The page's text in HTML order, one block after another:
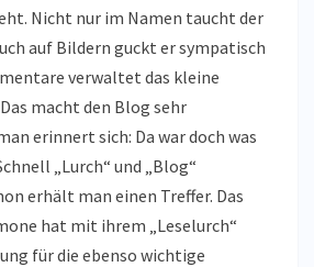
Nicht nur im Namen taucht der
auf Bildern guckt er sympatisch
verwaltet das kleine
macht den Blog sehr
erinnert sich: Da war doch was
„Lurch“ und „Blog“
erhält man einen Treffer. Das
hat mit ihrem „Leselurch“
für die ebenso wichtige